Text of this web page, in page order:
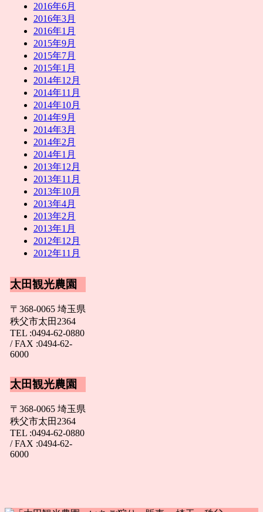
2016年6月
2016年3月
2016年1月
2015年9月
2015年7月
2015年1月
2014年12月
2014年11月
2014年10月
2014年9月
2014年3月
2014年2月
2014年1月
2013年12月
2013年11月
2013年10月
2013年4月
2013年2月
2013年1月
2012年12月
2012年11月
太田観光農園
〒368-0065 埼玉県
秩父市太田2364
TEL :0494-62-0880
/ FAX :0494-62-
6000
太田観光農園
〒368-0065 埼玉県
秩父市太田2364
TEL :0494-62-0880
/ FAX :0494-62-
6000